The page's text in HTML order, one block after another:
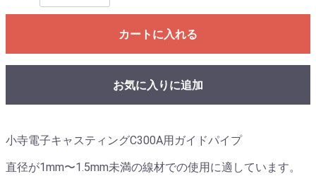
カートに入れる
お気に入りに追加
小寺電子キャスティングC300A用ガイドパイプ
直径が1mm〜1.5mm未満の線材での使用に適しています。